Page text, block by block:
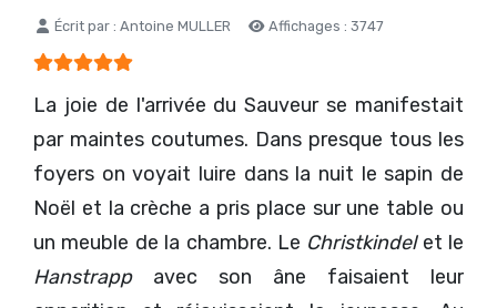
Détails
Écrit par : Antoine MULLER Affichages : 3747
Vote utilisateur:
La joie de l'arrivée du Sauveur se manifestait
par maintes coutumes. Dans presque tous les
foyers on voyait luire dans la nuit le sapin de
Noël et la crèche a pris place sur une table ou
un meuble de la chambre. Le Christkindelet le
Hanstrappavec son âne faisaient leur